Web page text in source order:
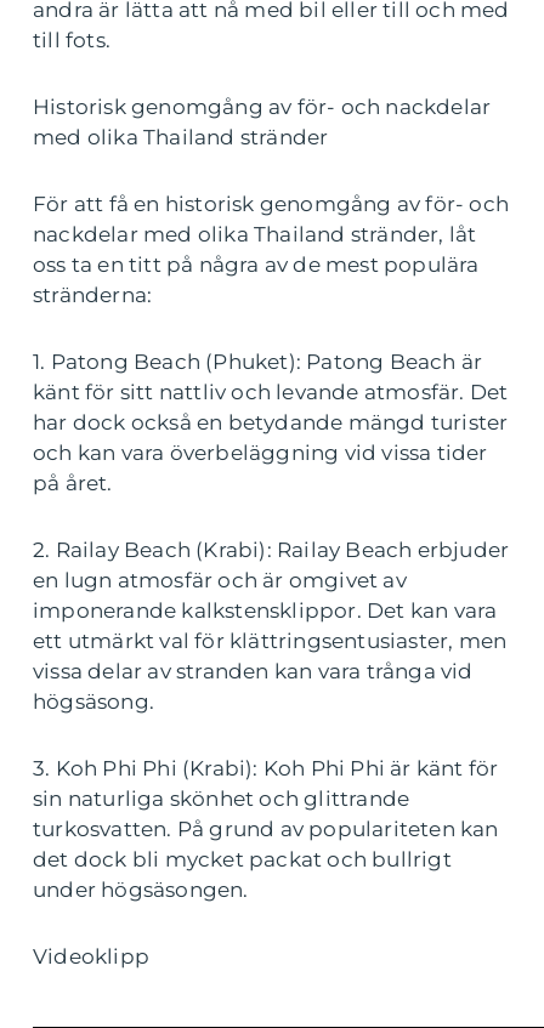
andra är lätta att nå med bil eller till och med
till fots.
Historisk genomgång av för- och nackdelar
med olika Thailand stränder
För att få en historisk genomgång av för- och
nackdelar med olika Thailand stränder, låt
oss ta en titt på några av de mest populära
stränderna:
1. Patong Beach (Phuket): Patong Beach är
känt för sitt nattliv och levande atmosfär. Det
har dock också en betydande mängd turister
och kan vara överbeläggning vid vissa tider
på året.
2. Railay Beach (Krabi): Railay Beach erbjuder
en lugn atmosfär och är omgivet av
imponerande kalkstensklippor. Det kan vara
ett utmärkt val för klättringsentusiaster, men
vissa delar av stranden kan vara trånga vid
högsäsong.
3. Koh Phi Phi (Krabi): Koh Phi Phi är känt för
sin naturliga skönhet och glittrande
turkosvatten. På grund av populariteten kan
det dock bli mycket packat och bullrigt
under högsäsongen.
Videoklipp